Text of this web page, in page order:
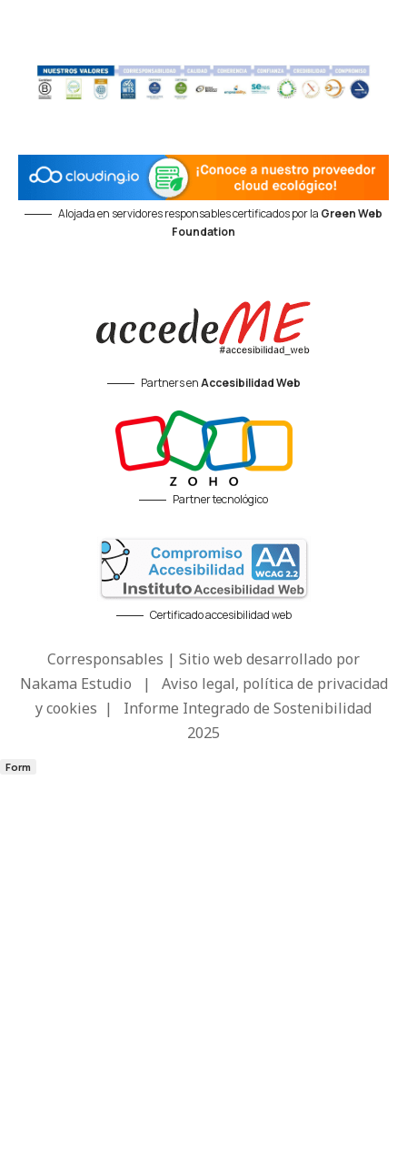
Alojada en servidores responsables certificados por la Green Web
Foundation
Partners enAccesibilidad Web
Partner tecnológico
Certificado accesibilidad web
Corresponsables | Sitio web desarrollado por
Nakama Estudio | Aviso legal, política de privacidad
y cookies | Informe Integrado de Sostenibilidad
2025
Form